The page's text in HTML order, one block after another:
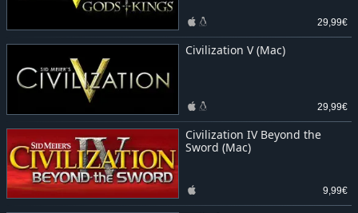
29,99€
Civilization V (Mac)
29,99€
Civilization IV Beyond the
Sword (Mac)
9,99€